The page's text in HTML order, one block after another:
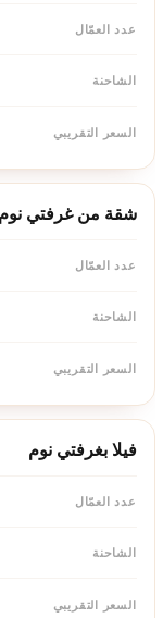
شقة من غرفتي نوم
فيلا بغرفتي نوم